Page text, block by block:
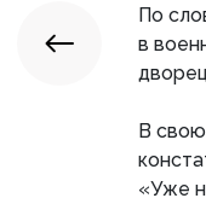
По
в
В
«Уже